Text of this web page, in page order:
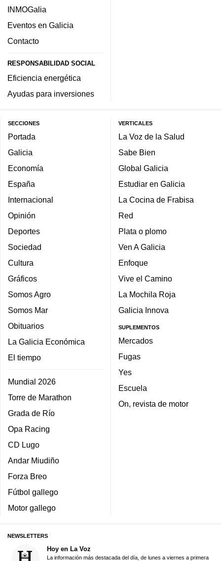
INMOGalia
Eventos en Galicia
Contacto
RESPONSABILIDAD SOCIAL
Eficiencia energética
Ayudas para inversiones
SECCIONES
Portada
Galicia
Economía
España
Internacional
Opinión
Deportes
Sociedad
Cultura
Gráficos
Somos Agro
Somos Mar
Obituarios
La Galicia Económica
El tiempo
Mundial 2026
Torre de Marathon
Grada de Río
Opa Racing
CD Lugo
Andar Miudiño
Forza Breo
Fútbol gallego
Motor gallego
VERTICALES
La Voz de la Salud
Sabe Bien
Global Galicia
Estudiar en Galicia
La Cocina de Frabisa
Red
Plata o plomo
Ven A Galicia
Enfoque
Vive el Camino
La Mochila Roja
Galicia Innova
SUPLEMENTOS
Mercados
Fugas
Yes
Escuela
On, revista de motor
NEWSLETTERS
Hoy en La Voz
La información más destacada del día, de lunes a viernes a primera